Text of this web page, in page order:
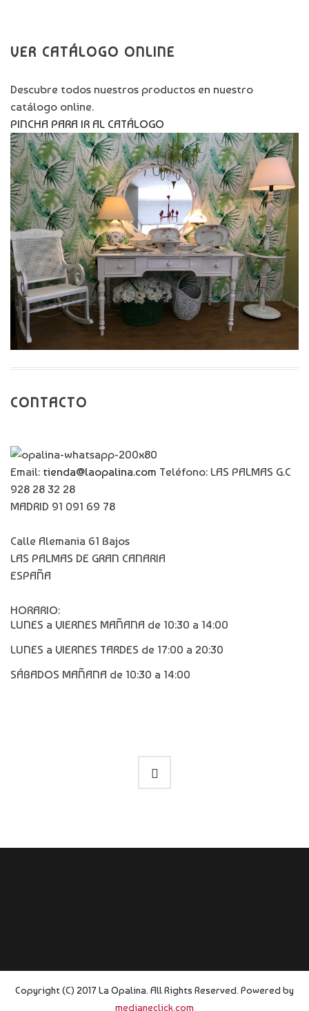
VER CATÁLOGO ONLINE
Descubre todos nuestros productos en nuestro
catálogo online.
PINCHA PARA IR AL CATÁLOGO
CONTACTO
Email: tienda@laopalina.com Teléfono: LAS PALMAS G.C
928 28 32 28
MADRID 91 091 69 78
Calle Alemania 61 Bajos
LAS PALMAS DE GRAN CANARIA
ESPAÑA
HORARIO:
LUNES a VIERNES MAÑANA de 10:30 a 14:00
LUNES a VIERNES TARDES de 17:00 a 20:30
SÁBADOS MAÑANA de 10:30 a 14:00
Copyright (C) 2017 La Opalina. All Rights Reserved. Powered by
medianeclick.com